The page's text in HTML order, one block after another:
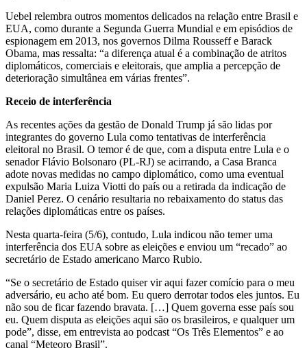
Uebel relembra outros momentos delicados na relação entre Brasil e
EUA, como durante a Segunda Guerra Mundial e em episódios de
espionagem em 2013, nos governos Dilma Rousseff e Barack
Obama, mas ressalta: “a diferença atual é a combinação de atritos
diplomáticos, comerciais e eleitorais, que amplia a percepção de
deterioração simultânea em várias frentes”.
Receio de interferência
As recentes ações da gestão de Donald Trump já são lidas por
integrantes do governo Lula como tentativas de interferência
eleitoral no Brasil. O temor é de que, com a disputa entre Lula e o
senador Flávio Bolsonaro (PL-RJ) se acirrando, a Casa Branca
adote novas medidas no campo diplomático, como uma eventual
expulsão Maria Luiza Viotti do país ou a retirada da indicação de
Daniel Perez. O cenário resultaria no rebaixamento do status das
relações diplomáticas entre os países.
Nesta quarta-feira (5/6), contudo, Lula indicou não temer uma
interferência dos EUA sobre as eleições e enviou um “recado” ao
secretário de Estado americano Marco Rubio.
“Se o secretário de Estado quiser vir aqui fazer comício para o meu
adversário, eu acho até bom. Eu quero derrotar todos eles juntos. Eu
não sou de ficar fazendo bravata. […] Quem governa esse país sou
eu. Quem disputa as eleições aqui são os brasileiros, e qualquer um
pode”, disse, em entrevista ao podcast “Os Três Elementos” e ao
canal “Meteoro Brasil”.